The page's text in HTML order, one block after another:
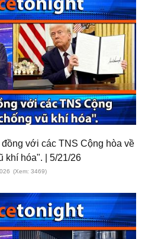
với các TNS Cộng hòa về
khí hóa". | 5/21/26
(Xem: 3469)